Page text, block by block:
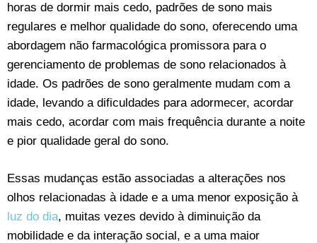
horas de dormir mais cedo, padrões de sono mais
regulares e melhor qualidade do sono, oferecendo uma
abordagem não farmacológica promissora para o
gerenciamento de problemas de sono relacionados à
idade. Os padrões de sono geralmente mudam com a
idade, levando a dificuldades para adormecer, acordar
mais cedo, acordar com mais frequência durante a noite
e pior qualidade geral do sono.
Essas mudanças estão associadas a alterações nos
olhos relacionadas à idade e a uma menor exposição à
luz do dia, muitas vezes devido à diminuição da
mobilidade e da interação social, e a uma maior